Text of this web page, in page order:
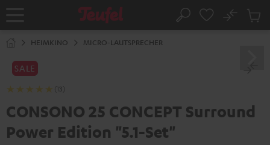
Startseite Suche
No
HEIMKINO MICRO-LAUTSPRECHER
SALE
(13)
CONSONO 25 CONCEPT Surround
Power Edition "5.1-Set"